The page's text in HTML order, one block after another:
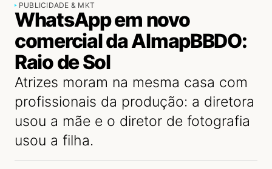
PUBLICIDADE & MKT
WhatsApp em novo
comercial da AlmapBBDO:
Raio de Sol
Atrizes moram na mesma casa com
profissionais da produção: a diretora
usou a mãe e o diretor de fotografia
usou a filha.